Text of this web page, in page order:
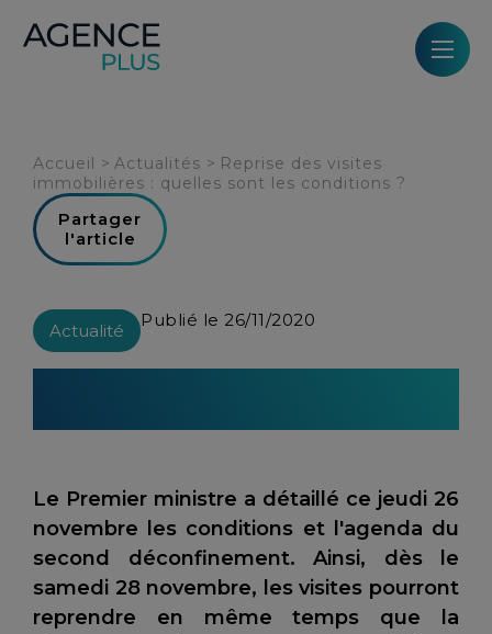
Accueil > Actualités > Reprise des visites
immobilières : quelles sont les conditions ?
Partager
l'article
Actualité
Publié le 26/11/2020
Le Premier ministre a détaillé ce jeudi 26
novembre les conditions et l'agenda du
second déconfinement. Ainsi, dès le
samedi 28 novembre, les visites pourront
reprendre en même temps que la